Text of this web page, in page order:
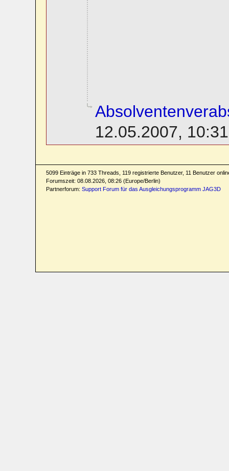
12.05.2007, 10:31
5099 Einträge in 733 Threads, 119 registrierte Benutzer, 11 Benutzer
Forumszeit: 08.08.2026, 08:26 (Europe/Berlin)
Partnerforum: Support Forum für das Ausgleichungsprogramm JAG3D